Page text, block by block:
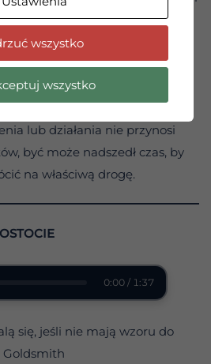
te niedociągnięcia
będą nam doskwierać, mamy
w radzeniu sobie z nimi, w
żadnych
lub działania nie przynosi
być może nadszedł czas, by
na właściwą drogę.
0:00 / 1:37
się, jeśli nie mają wzoru do
Goldsmith
wszystko
wszystko